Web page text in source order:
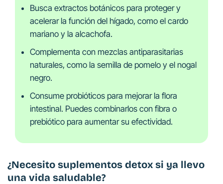
Busca extractos botánicos para proteger y
acelerar la función del hígado, como el cardo
mariano y la alcachofa.
Complementa con mezclas antiparasitarias
naturales, como la semilla de pomelo y el nogal
negro.
Consume probióticos para mejorar la flora
intestinal. Puedes combinarlos con fibra o
prebiótico para aumentar su efectividad.
¿Necesito suplementos detox si ya llevo
una vida saludable?